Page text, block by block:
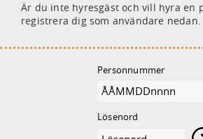
Är du inte hyresgäst och vill hyra en
registrera dig som användare nedan.
Personnummer
Lösenord